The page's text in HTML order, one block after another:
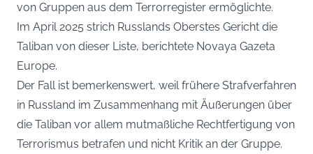
von Gruppen aus dem Terrorregister ermöglichte.
Im April 2025 strich Russlands Oberstes Gericht die
Taliban von dieser Liste, berichtete Novaya Gazeta
Europe.
Der Fall ist bemerkenswert, weil frühere Strafverfahren
in Russland im Zusammenhang mit Äußerungen über
die Taliban vor allem mutmaßliche Rechtfertigung von
Terrorismus betrafen und nicht Kritik an der Gruppe.